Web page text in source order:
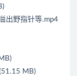
出野指针等.mp4
MB)